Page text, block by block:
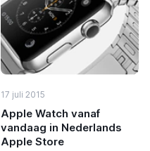
17 juli 2015
Apple Watch vanaf
vandaag in Nederlands
Apple Store